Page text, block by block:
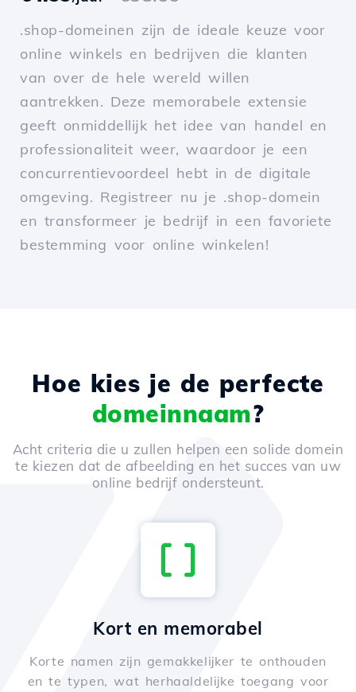
.shop-domeinen zijn de ideale keuze voor
online winkels en bedrijven die klanten
van over de hele wereld willen
aantrekken. Deze memorabele extensie
geeft onmiddellijk het idee van handel en
professionaliteit weer, waardoor je een
concurrentievoordeel hebt in de digitale
omgeving. Registreer nu je .shop-domein
en transformeer je bedrijf in een favoriete
bestemming voor online winkelen!
Hoe kies je de perfecte
domeinnaam?
Acht criteria die u zullen helpen een solide domein
te kiezen dat de afbeelding en het succes van uw
online bedrijf ondersteunt.
Kort en memorabel
Korte namen zijn gemakkelijker te onthouden
en te typen, wat herhaaldelijke toegang voor